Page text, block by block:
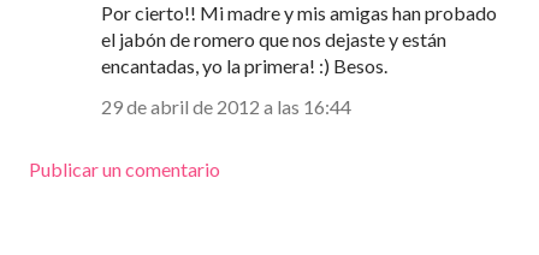
Por cierto!! Mi madre y mis amigas han probado
el jabón de romero que nos dejaste y están
encantadas, yo la primera! :) Besos.
29 de abril de 2012 a las 16:44
Publicar un comentario